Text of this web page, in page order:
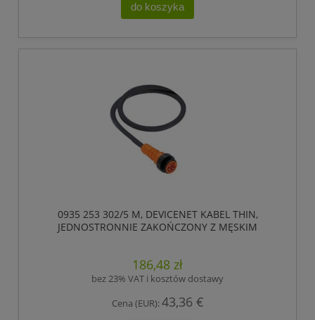
do koszyka
0935 253 302/5 M, DEVICENET KABEL THIN,
JEDNOSTRONNIE ZAKOŃCZONY Z MĘSKIM
186,48 zł
bez 23% VAT i kosztów dostawy
Cena (EUR):43,36 €